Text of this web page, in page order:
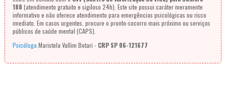
188 (atendimento gratuito e sigiloso 24h). Este site possui caráter meramente
informativo e não oferece atendimento para emergências psicológicas ou risco
imediato. Em casos urgentes, procure o pronto-socorro mais próximo ou serviços
públicos de saúde mental (CAPS).
Psicóloga Maristela Vallim Botari - CRP SP 06-121677